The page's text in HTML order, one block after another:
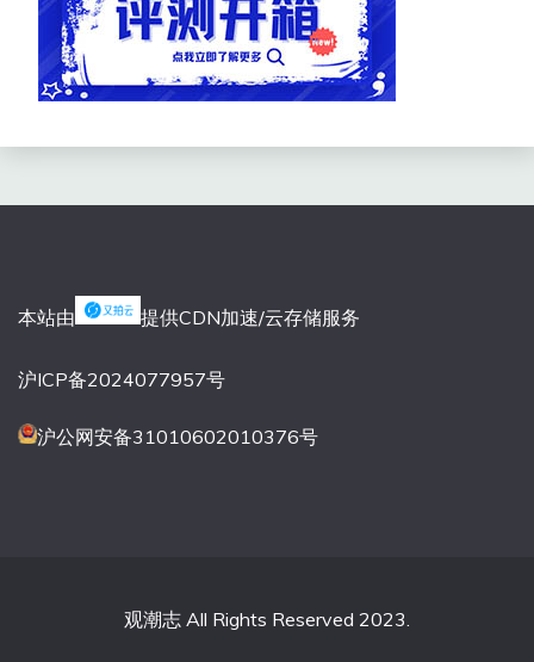
本站由 提供CDN加速/云存储服务
沪ICP备2024077957号
沪公网安备31010602010376号
观潮志 All Rights Reserved 2023.